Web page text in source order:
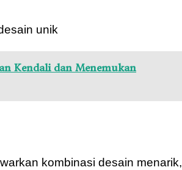
unik
Kendali dan Menemukan
kombinasi desain menarik,